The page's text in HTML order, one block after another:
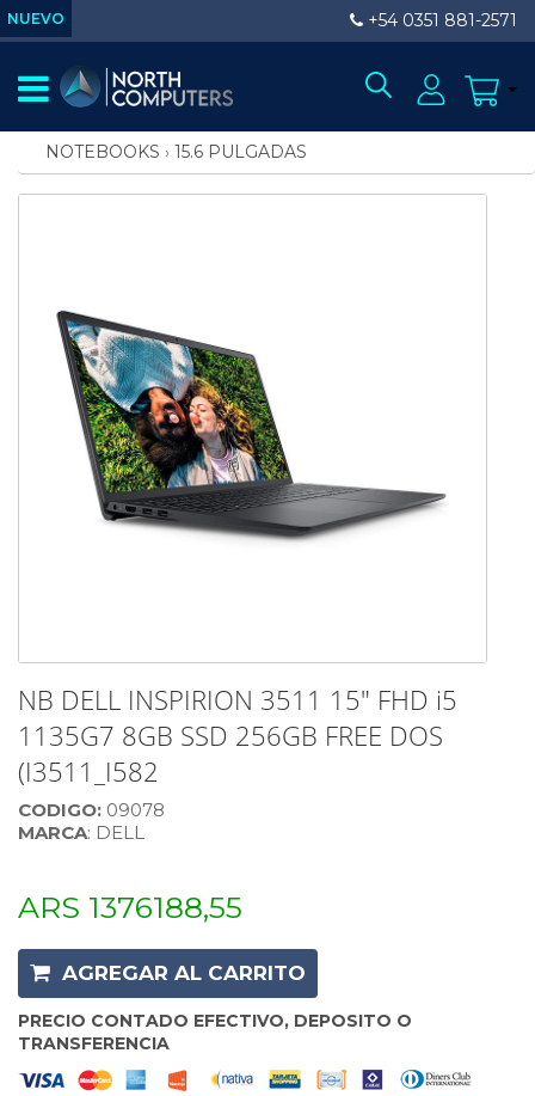
+54 0351 881-2571
NOTEBOOKS › 15.6 PULGADAS
NB DELL INSPIRION 3511 15" FHD i5
1135G7 8GB SSD 256GB FREE DOS
(I3511_I582
CODIGO: 09078
MARCA: DELL
ARS 1376188,55
AGREGAR AL CARRITO
PRECIO CONTADO EFECTIVO, DEPOSITO O
TRANSFERENCIA
NUEVO